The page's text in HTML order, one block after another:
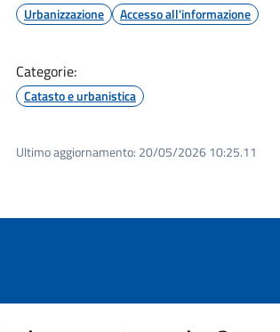
Urbanizzazione Accesso all'informazione
Categorie:
Catasto e urbanistica
Ultimo aggiornamento: 20/05/2026 10:25.11